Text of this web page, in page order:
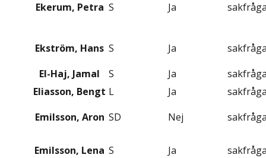
Ekerum, Petra S Ja
Ekström, Hans S Ja
El-Haj, Jamal
S Ja
Eliasson, Bengt L Ja
Emilsson, Aron SD Nej
Emilsson, Lena S Ja